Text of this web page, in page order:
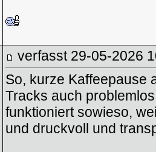
verfasst 29-05-2026
So, kurze Kaffeepause
Tracks auch
funktioniert sowieso,
und druckvoll und